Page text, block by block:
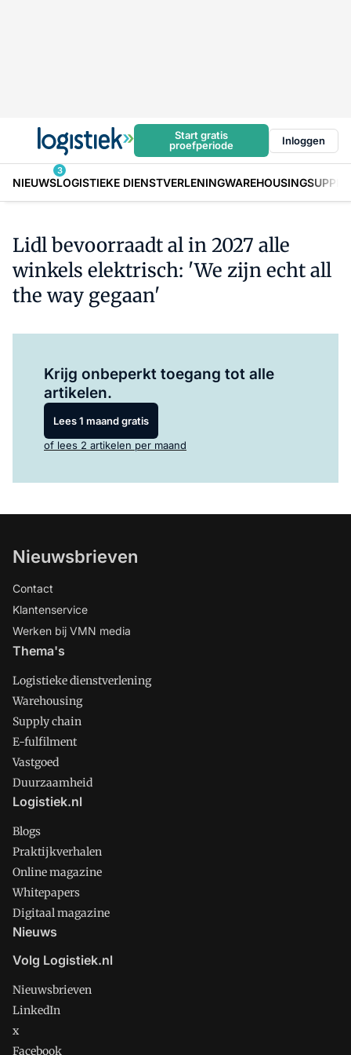
Start gratis
proefperiode
Inloggen
NIEUWS
3
LOGISTIEKE DIENSTVERLENINGWAREHOUSING
Lidl bevoorraadt al in 2027 alle
winkels elektrisch: 'We zijn echt all
the way gegaan'
Krijg onbeperkt toegang tot alle
artikelen.
Lees 1 maand gratis
of lees 2 artikelen per maand
Nieuwsbrieven
Contact
Klantenservice
Werken bij VMN media
Thema's
Logistieke dienstverlening
Warehousing
Supply chain
E-fulfilment
Vastgoed
Duurzaamheid
Logistiek.nl
Blogs
Praktijkverhalen
Online magazine
Whitepapers
Digitaal magazine
Nieuws
Volg Logistiek.nl
Nieuwsbrieven
LinkedIn
x
Facebook